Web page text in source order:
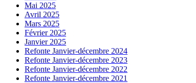
Mai 2025
Avril 2025
Mars 2025
Février 2025
Janvier 2025
Refonte Janvier-décembre 2024
Refonte Janvier-décembre 2023
Refonte Janvier-décembre 2022
Refonte Janvier-décembre 2021